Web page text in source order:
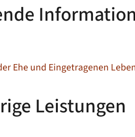
Ehe und Eingetragenen
Leistungen